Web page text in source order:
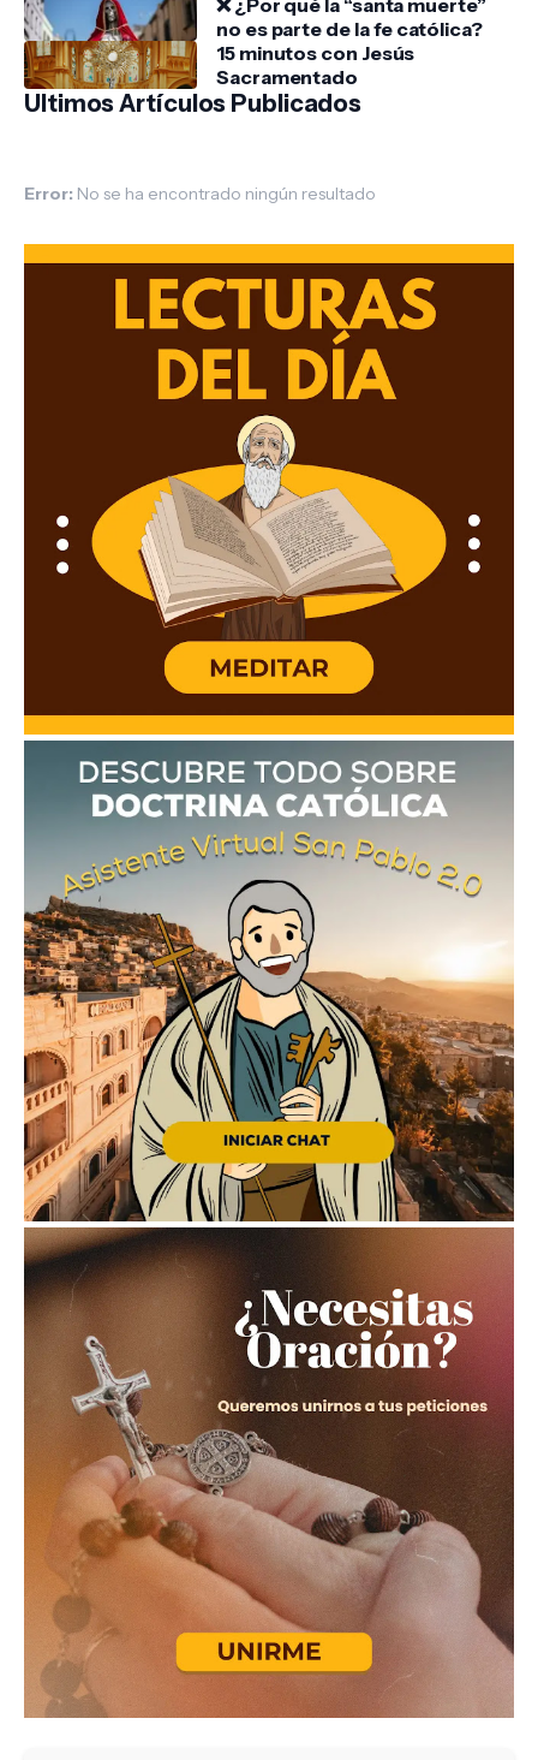
no es parte de la fe católica?
15 minutos con Jesús
Sacramentado
Ultimos Artículos Publicados
Error: No se ha encontrado ningún resultado